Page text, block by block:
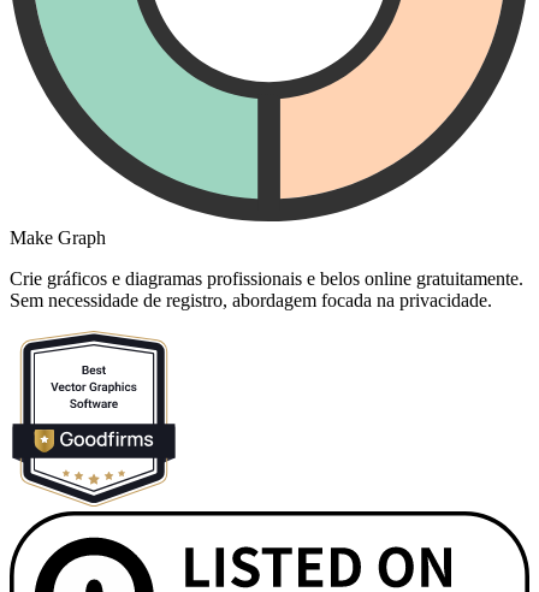
Make Graph
Crie gráficos e diagramas profissionais e belos online gratuitamente.
Sem necessidade de registro, abordagem focada na privacidade.